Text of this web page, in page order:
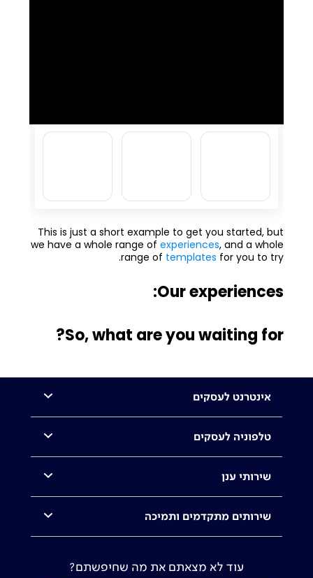
This is just a short example to get you started, but
we have a whole range of experiences, and a whole
range of templates for you to try.
Our experiences:
So, what are you waiting for?
אינטרנט לעסקים
טלפוניה לעסקים
שירותי ענן
שירותים מתקדמים ותמיכה
עוד לא מצאתם את מה שחיפשתם?